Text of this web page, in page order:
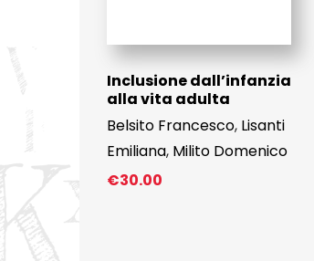
Inclusione dall’infanzia
alla vita adulta
Belsito Francesco, Lisanti
Emiliana, Milito Domenico
€30.00